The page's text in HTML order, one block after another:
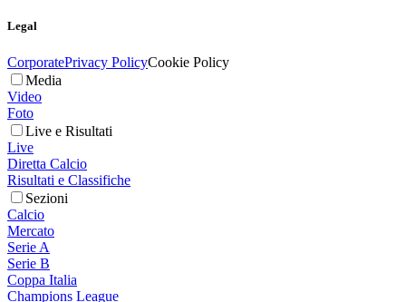
Legal
CorporatePrivacy PolicyCookie Policy
Media
Video
Foto
Live e Risultati
Live
Diretta Calcio
Risultati e Classifiche
Sezioni
Calcio
Mercato
Serie A
Serie B
Coppa Italia
Champions League